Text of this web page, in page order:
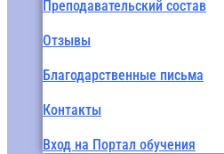
Преподавательский состав
Отзывы
Благодарственные письма
Контакты
Вход на Портал обучения